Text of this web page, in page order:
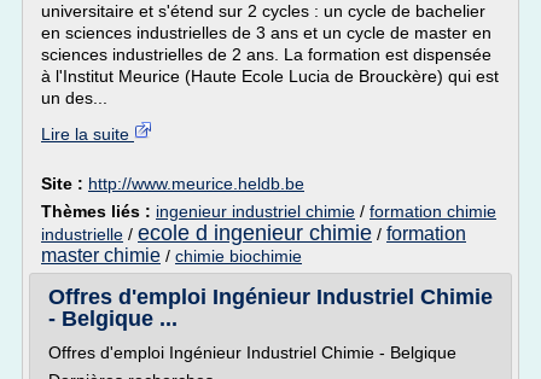
universitaire et s'étend sur 2 cycles : un cycle de bachelier
en sciences industrielles de 3 ans et un cycle de master en
sciences industrielles de 2 ans. La formation est dispensée
à l'Institut Meurice (Haute Ecole Lucia de Brouckère) qui est
un des...
Lire la suite
Site : http://www.meurice.heldb.be
Thèmes liés : ingenieur industriel chimie / formation chimie
industrielle / ecole d ingenieur chimie / formation
master chimie / chimie biochimie
Offres d'emploi Ingénieur Industriel Chimie
- Belgique ...
Offres d'emploi Ingénieur Industriel Chimie - Belgique